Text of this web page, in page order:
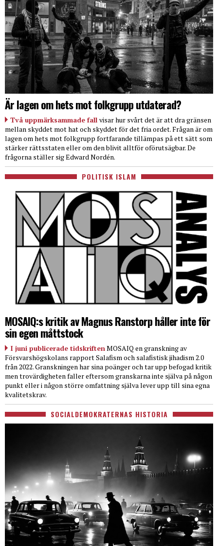
Är lagen om hets mot folkgrupp utdaterad?
Två uppmärksammade fall visar hur svårt det är att dra gränsen
mellan skyddet mot hat och skyddet för det fria ordet. Frågan är om
lagen om hets mot folkgrupp fortfarande tillämpas på ett sätt som
stärker rättsstaten eller om den blivit alltför oförutsägbar. De
frågorna ställer sig Edward Nordén.
POLITISK ISLAM
MOSAIQ:s kritik av Magnus Ranstorp håller inte för
sin egen måttstock
I juni publicerade tidskriftenMOSAIQ en granskning av
Försvarshögskolans rapport Salafism och salafistisk jihadism 2.0
från 2022. Granskningen har sina poänger och tar upp befogad kritik
men trovärdigheten faller eftersom granskarna inte själva på någon
punkt eller i någon större omfattning själva lever upp till sina egna
kvalitetskrav.
SOCIALDEMOKRATERNAS HISTORIA